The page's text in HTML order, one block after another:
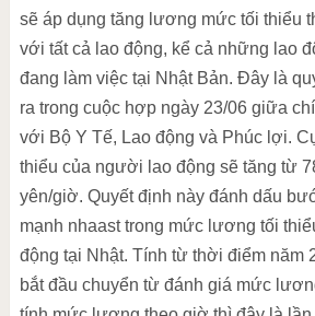
sẽ áp dụng tăng lương mức tối thiểu
với tất cả lao động, kể cả những lao
đang làm việc tại Nhật Bản. Đây là
ra trong cuộc hợp ngày 23/06 giữa
với Bộ Y Tế, Lao động và Phúc lợi.
thiểu của người lao động sẽ tăng từ
yên/giờ. Quyết định này đánh dấu
mạnh nhaast trong mức lương tối
động tại Nhật. Tính từ thời điểm năm
bắt đầu chuyển từ đánh giá mức